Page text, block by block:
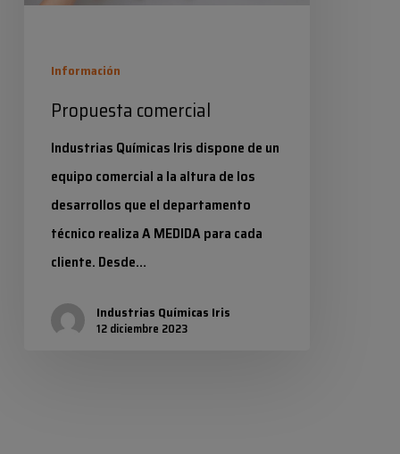
Información
Propuesta comercial
Industrias Químicas Iris dispone de un
equipo comercial a la altura de los
desarrollos que el departamento
técnico realiza A MEDIDA para cada
cliente. Desde…
Industrias Químicas Iris
12 diciembre 2023